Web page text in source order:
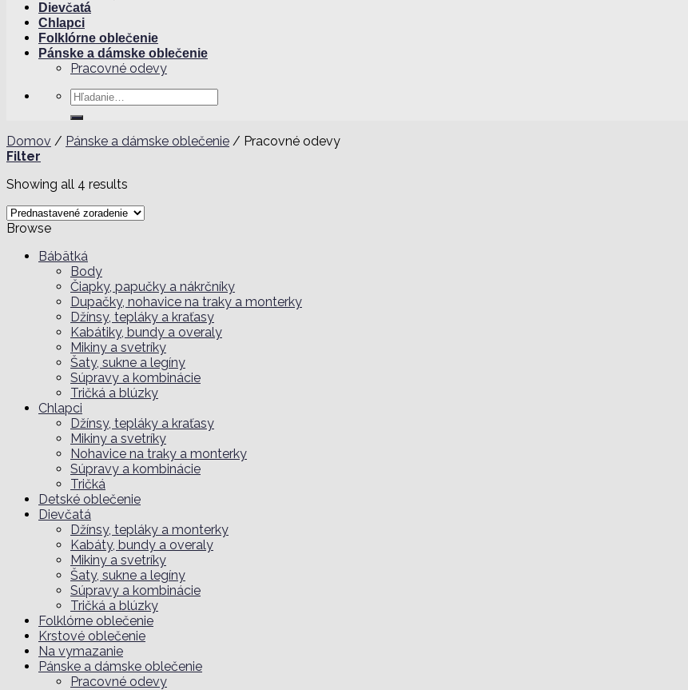
Dievčatá
Chlapci
Folklórne oblečenie
Pánske a dámske oblečenie
Pracovné odevy
Hľadať:
Domov / Pánske a dámske oblečenie / Pracovné odevy
Filter
Showing all 4 results
Browse
Bábätká
Body
Čiapky, papučky a nákrčníky
Dupačky, nohavice na traky a monterky
Džínsy, tepláky a kraťasy
Kabátiky, bundy a overaly
Mikiny a svetríky
Šaty, sukne a legíny
Súpravy a kombinácie
Tričká a blúzky
Chlapci
Džínsy, tepláky a kraťasy
Mikiny a svetríky
Nohavice na traky a monterky
Súpravy a kombinácie
Tričká
Detské oblečenie
Dievčatá
Džínsy, tepláky a monterky
Kabáty, bundy a overaly
Mikiny a svetríky
Šaty, sukne a legíny
Súpravy a kombinácie
Tričká a blúzky
Folklórne oblečenie
Krstové oblečenie
Na vymazanie
Pánske a dámske oblečenie
Pracovné odevy